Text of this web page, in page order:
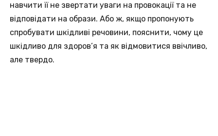
навчити її не звертати уваги на провокації та не
відповідати на образи. Або ж, якщо пропонують
спробувати шкідливі речовини, пояснити, чому це
шкідливо для здоров’я та як відмовитися ввічливо,
але твердо.